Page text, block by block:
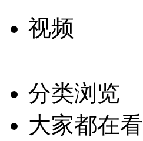
视频
分类浏览
大家都在看